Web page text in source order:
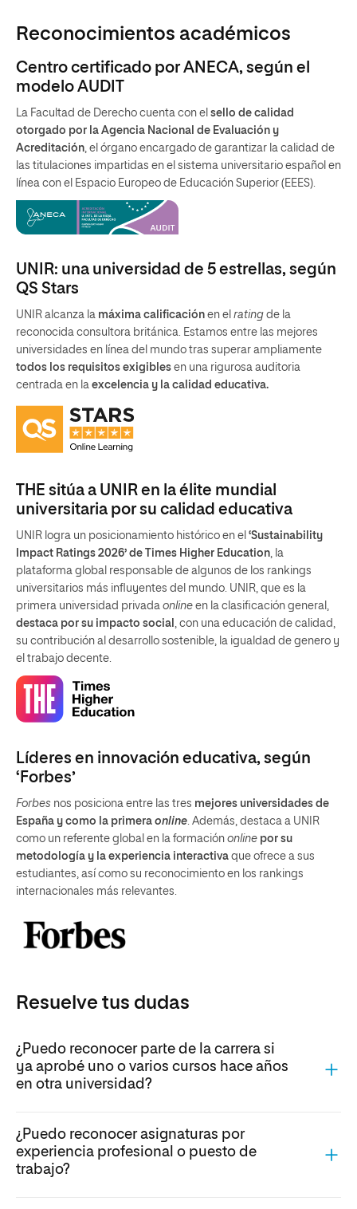
Reconocimientos académicos
Centro certificado por ANECA, según el
modelo AUDIT
La Facultad de Derecho cuenta con el sello de calidad
otorgado por la Agencia Nacional de Evaluación y
Acreditación , el órgano encargado de garantizar la calidad de
las titulaciones impartidas en el sistema universitario español en
línea con el Espacio Europeo de Educación Superior (EEES).
UNIR: una universidad de 5 estrellas, según
QS Stars
UNIR alcanza la máxima calificación en el rating de la
reconocida consultora británica. Estamos entre las mejores
universidades en línea del mundo tras superar ampliamente
todos los requisitos exigibles en una rigurosa auditoria
centrada en la excelencia y la calidad educativa.
THE sitúa a UNIR en la élite mundial
universitaria por su calidad educativa
UNIR logra un posicionamiento histórico en el ‘Sustainability
Impact Ratings 2026’ de Times Higher Education, la
plataforma global responsable de algunos de los rankings
universitarios más influyentes del mundo. UNIR, que es la
primera universidad privada online en la clasificación general,
destaca por su impacto social , con una educación de calidad,
su contribución al desarrollo sostenible, la igualdad de genero y
el trabajo decente.
Líderes en innovación educativa, según
‘Forbes’
Forbes nos posiciona entre las tres mejores universidades de
España y como la primera online. Además, destaca a UNIR
como un referente global en la formación online por su
metodología y la experiencia interactiva que ofrece a sus
estudiantes, así como su reconocimiento en los rankings
internacionales más relevantes.
Resuelve tus dudas
¿Puedo reconocer parte de la carrera si
ya aprobé uno o varios cursos hace años
en otra universidad?
¿Puedo reconocer asignaturas por
experiencia profesional o puesto de
trabajo?